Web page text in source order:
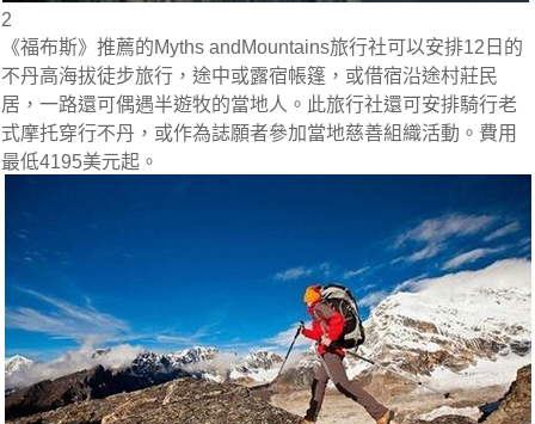
2
《福布斯》推薦的Myths andMountains旅行社可以安排12日的
不丹高海拔徒步旅行，途中或露宿帳篷，或借宿沿途村莊民
居，一路還可偶遇半遊牧的當地人。此旅行社還可安排騎行老
式摩托穿行不丹，或作為誌願者參加當地慈善組織活動。費用
最低4195美元起。